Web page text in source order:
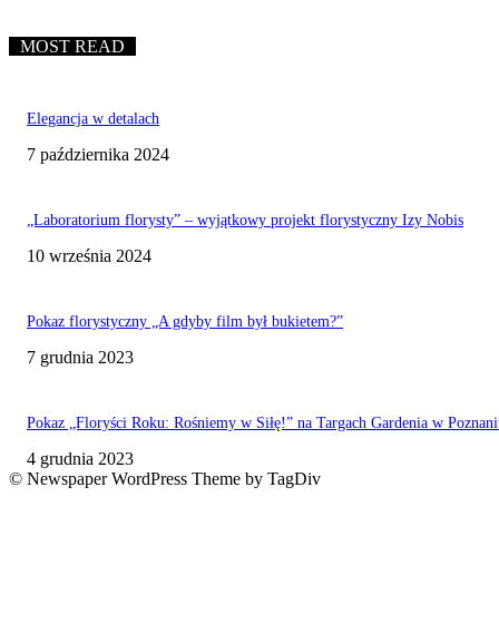
MOST READ
Elegancja w detalach
7 października 2024
„Laboratorium florysty” – wyjątkowy projekt florystyczny Izy Nobis
10 września 2024
Pokaz florystyczny „A gdyby film był bukietem?”
7 grudnia 2023
Pokaz „Floryści Roku: Rośniemy w Siłę!” na Targach Gardenia w
4 grudnia 2023
© Newspaper WordPress Theme by TagDiv